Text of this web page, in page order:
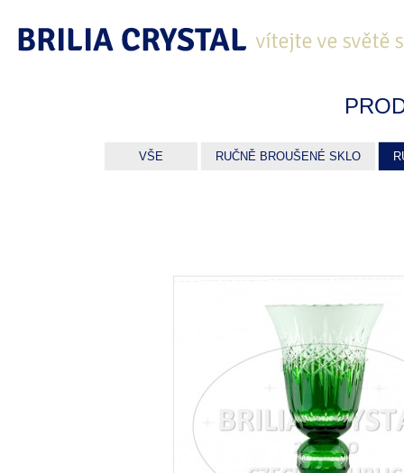
VŠE RUČNĚ BROUŠENÉ SKLO